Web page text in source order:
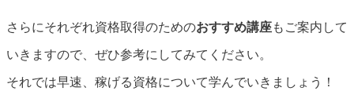
さらにそれぞれ資格取得のためのおすすめ講座もご案内して
いきますので、ぜひ参考にしてみてください。
それでは早速、稼げる資格について学んでいきましょう！